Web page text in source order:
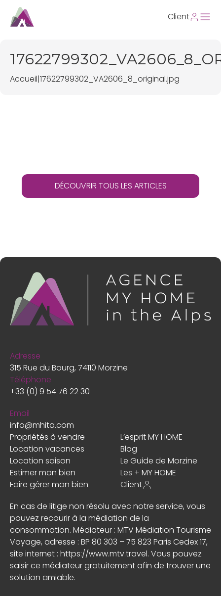
Client
Accueil|17622799302_VA2606_8_original.jpg
DÉCOUVRIR TOUS LES ARTICLES
Propriétés à vendre
L’esprit MY HOME
Location vacances
Blog
Location saison
Le Guide de Morzine
Estimer mon bien
Les + MY HOME
Faire gérer mon bien
Client
Adresse
315 Rue du Bourg, 74110 Morzine
Téléphone
+33 (0) 9 54 76 22 30
Email
info@mhita.com
En cas de litige non résolu avec notre service, vous
pouvez recourir à la médiation de la
consommation. Médiateur : MTV Médiation Tourisme
Voyage, adresse : BP 80 303 – 75 823 Paris Cedex 17,
site internet : https://www.mtv.travel. Vous pouvez
saisir ce médiateur gratuitement afin de trouver une
solution amiable.